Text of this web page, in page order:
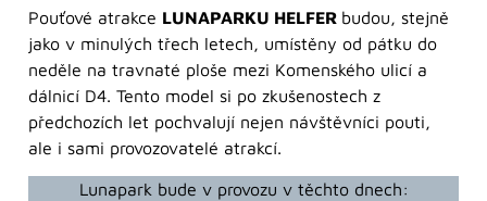
Pouťové atrakce LUNAPARKU HELFER budou, stejně
jako v minulých třech letech, umístěny od pátku do
neděle na travnaté ploše mezi Komenského ulicí a
dálnicí D4. Tento model si po zkušenostech z
předchozích let pochvalují nejen návštěvníci pouti,
ale i sami provozovatelé atrakcí.
Lunapark bude v provozu v těchto dnech: